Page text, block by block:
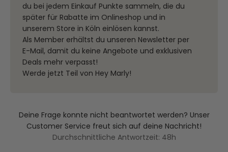
du bei jedem Einkauf Punkte sammeln, die du
später für Rabatte im Onlineshop und in
unserem Store in Köln einlösen kannst.
Als Member erhältst du unseren Newsletter per
E-Mail, damit du keine Angebote und exklusiven
Deals mehr verpasst!
Werde jetzt Teil von Hey Marly!
Deine Frage konnte nicht beantwortet werden? Unser
Customer Service freut sich auf deine Nachricht!
Durchschnittliche Antwortzeit: 48h